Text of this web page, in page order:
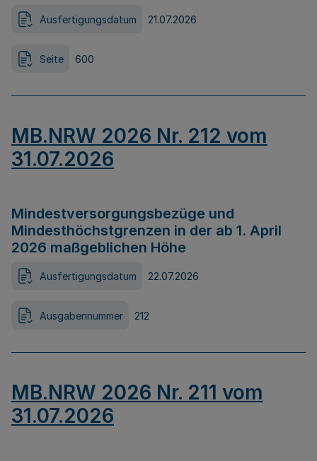
Ausfertigungsdatum 21.07.2026
Seite 600
MB.NRW 2026 Nr. 212 vom
31.07.2026
Mindestversorgungsbezüge und
Mindesthöchstgrenzen in der ab 1. April
2026 maßgeblichen Höhe
Ausfertigungsdatum 22.07.2026
Ausgabennummer 212
MB.NRW 2026 Nr. 211 vom
31.07.2026